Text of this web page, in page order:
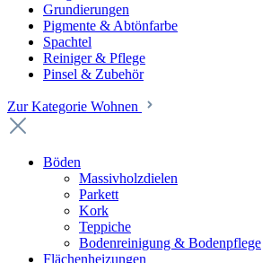
Grundierungen
Pigmente & Abtönfarbe
Spachtel
Reiniger & Pflege
Pinsel & Zubehör
Zur Kategorie Wohnen
Böden
Massivholzdielen
Parkett
Kork
Teppiche
Bodenreinigung & Bodenpflege
Flächenheizungen